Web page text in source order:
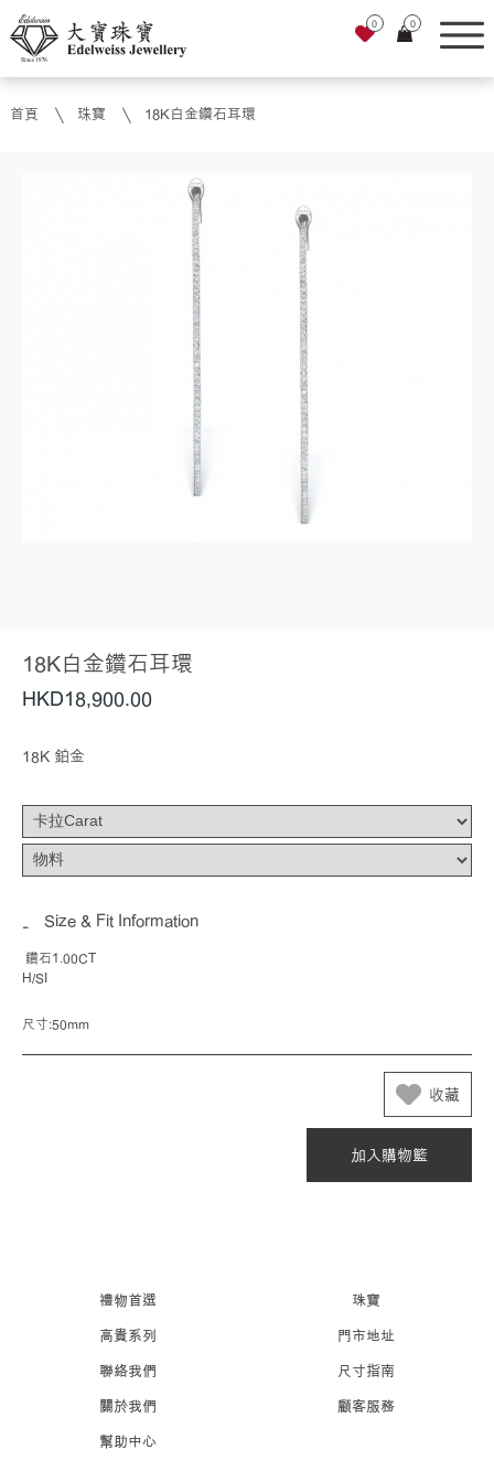
0 0
首頁 珠寶 18K白金鑽石耳環
18K白金鑽石耳環
HKD18,900 .00
18K 鉑金
Size & Fit Information
鑽石1.00CT
H/SI
尺寸:50mm
收藏
加入購物籃
禮物首選 珠寶
高貴系列 門市地址
聯絡我們 尺寸指南
關於我們 顧客服務
幫助中心